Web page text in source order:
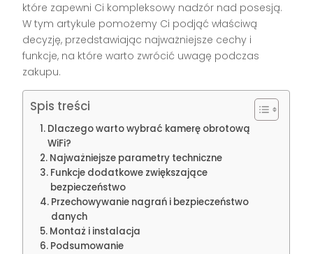
które zapewni Ci kompleksowy nadzór nad posesją.
W tym artykule pomożemy Ci podjąć właściwą
decyzję, przedstawiając najważniejsze cechy i
funkcje, na które warto zwrócić uwagę podczas
zakupu.
Spis treści
Dlaczego warto wybrać kamerę obrotową
WiFi?
Najważniejsze parametry techniczne
Funkcje dodatkowe zwiększające
bezpieczeństwo
Przechowywanie nagrań i bezpieczeństwo
danych
Montaż i instalacja
Podsumowanie